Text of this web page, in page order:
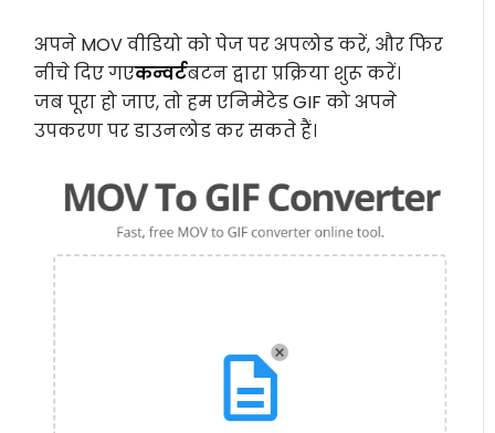
अपने MOV वीडियो को पेज पर अपलोड करें, और फिर
नीचे दिए गएकन्वर्टबटन द्वारा प्रक्रिया शुरू करें।
जब पूरा हो जाए, तो हम एनिमेटेड GIF को अपने
उपकरण पर डाउनलोड कर सकते हैं।